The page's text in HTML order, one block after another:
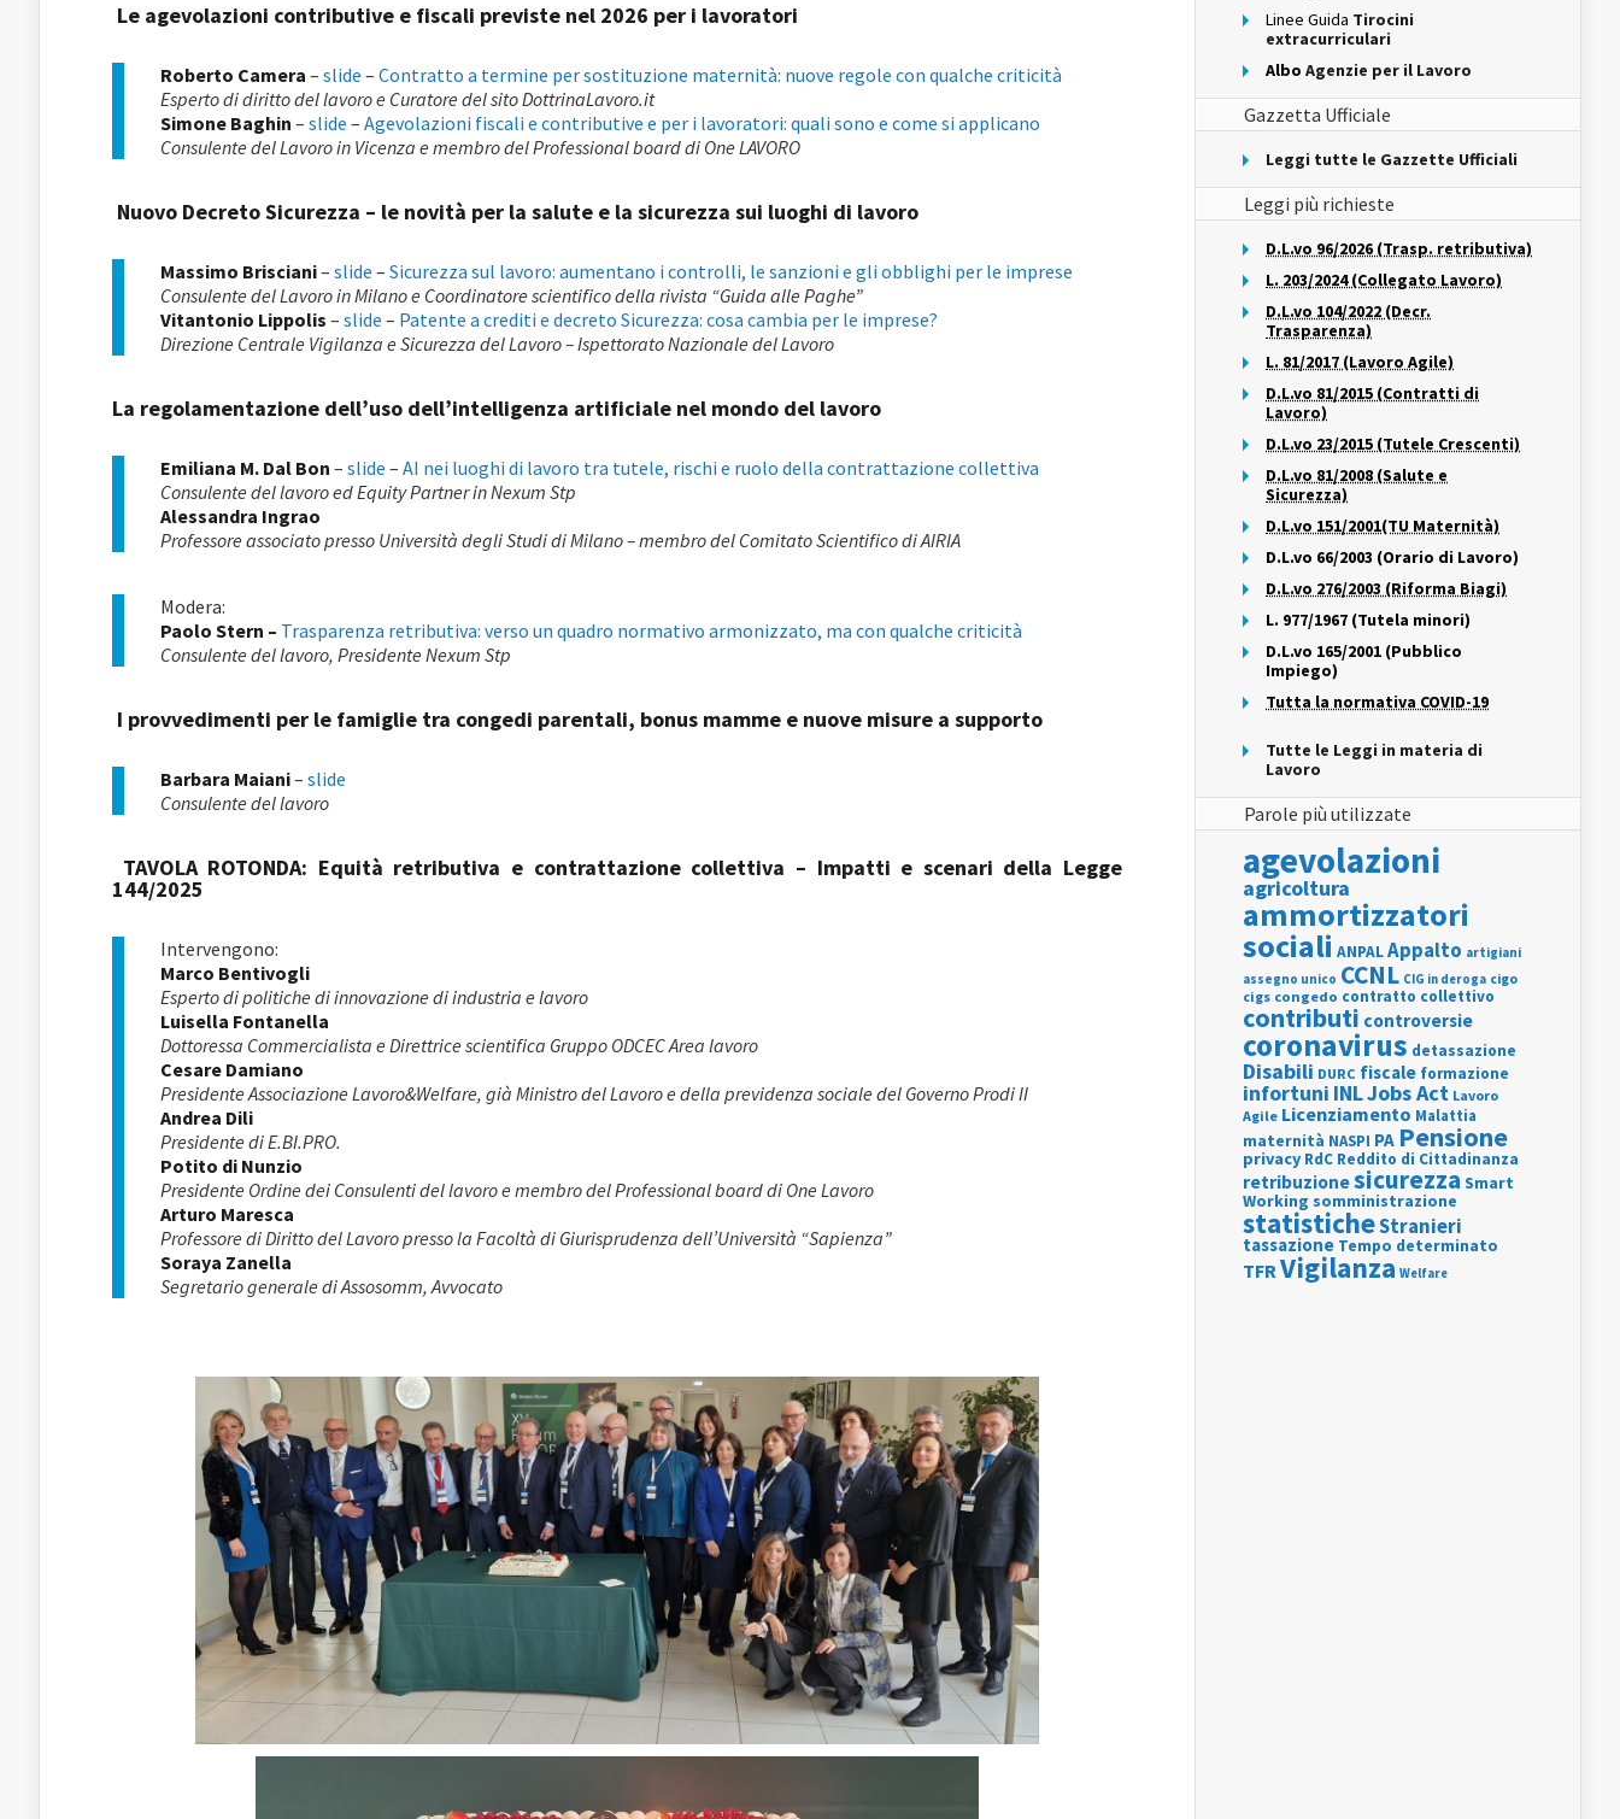
Le agevolazioni contributive e fiscali previste nel 2026 per i lavoratori
Roberto Camera – slide – Contratto a termine per sostituzione maternità: nuove regole con qualche criticità
Esperto di diritto del lavoro e Curatore del sito DottrinaLavoro.it
Simone Baghin – slide – Agevolazioni fiscali e contributive e per i lavoratori: quali sono e come si applicano
Consulente del Lavoro in Vicenza e membro del Professional board di One LAVORO
Nuovo Decreto Sicurezza – le novità per la salute e la sicurezza sui luoghi di lavoro
Massimo Brisciani– slide – Sicurezza sul lavoro: aumentano i controlli, le sanzioni e gli obblighi per le imprese
Consulente del Lavoro in Milano e Coordinatore scientifico della rivista “Guida alle Paghe”
Vitantonio Lippolis – slide – Patente a crediti e decreto Sicurezza: cosa cambia per le imprese?
Direzione Centrale Vigilanza e Sicurezza del Lavoro – Ispettorato Nazionale del Lavoro
La regolamentazione dell’uso dell’intelligenza artificiale nel mondo del lavoro
Emiliana M. Dal Bon – slide – AI nei luoghi di lavoro tra tutele, rischi e ruolo della contrattazione collettiva
Consulente del lavoro ed Equity Partner in Nexum Stp
Alessandra Ingrao
Professore associato presso Università degli Studi di Milano – membro del Comitato Scientifico di AIRIA
Modera:
Paolo Stern – Trasparenza retributiva: verso un quadro normativo armonizzato, ma con qualche criticità
Consulente del lavoro, Presidente Nexum Stp
I provvedimenti per le famiglie tra congedi parentali, bonus mamme e nuove misure a supporto
Barbara Maiani– slide
Consulente del lavoro
TAVOLA ROTONDA: Equità retributiva e contrattazione collettiva – Impatti e scenari della Legge
144/2025
Intervengono:
Marco Bentivogli
Esperto di politiche di innovazione di industria e lavoro
Luisella Fontanella
Dottoressa Commercialista e Direttrice scientifica Gruppo ODCEC Area lavoro
Cesare Damiano
Presidente Associazione Lavoro&Welfare, già Ministro del Lavoro e della previdenza sociale del Governo Prodi II
Andrea Dili
Presidente di E.BI.PRO.
Potito di Nunzio
Presidente Ordine dei Consulenti del lavoro e membro del Professional board di One Lavoro
Arturo Maresca
Professore di Diritto del Lavoro presso la Facoltà di Giurisprudenza dell’Università “Sapienza”
Soraya Zanella
Segretario generale di Assosomm, Avvocato
Linee Guida Tirocini
extracurriculari
Albo Agenzie per il Lavoro
Gazzetta Ufficiale
Leggi tutte le Gazzette Ufficiali
Leggi più richieste
D.L.vo 96/2026 (Trasp. retributiva)
L. 203/2024 (Collegato Lavoro)
D.L.vo 104/2022 (Decr.
Trasparenza)
L. 81/2017 (Lavoro Agile)
D.L.vo 81/2015 (Contratti di
Lavoro)
D.L.vo 23/2015 (Tutele Crescenti)
D.L.vo 81/2008 (Salute e
Sicurezza)
D.L.vo 151/2001(TU Maternità)
D.L.vo 66/2003 (Orario di Lavoro)
D.L.vo 276/2003 (Riforma Biagi)
L. 977/1967 (Tutela minori)
D.L.vo 165/2001 (Pubblico
Impiego)
Tutta la normativa COVID-19
Tutte le Leggi in materia di
Lavoro
Parole più utilizzate
agevolazioni
agricoltura
ammortizzatori
sociali ANPALAppalto artigiani
assegno unico CCNL CIG in deroga cigo
cigs congedo contratto collettivo
contributi controversie
coronavirus detassazione
Disabili DURC fiscale formazione
infortuni INLJobs Act Lavoro
Agile Licenziamento Malattia
maternità NASPI PA Pensione
privacy RdC Reddito di Cittadinanza
retribuzionesicurezza Smart
Working somministrazione
statisticheStranieri
tassazione Tempo determinato
TFRVigilanza Welfare